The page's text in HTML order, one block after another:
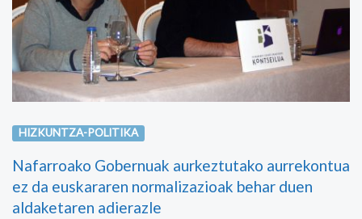
HIZKUNTZA-POLITIKA
Nafarroako Gobernuak aurkeztutako aurrekontua
ez da euskararen normalizazioak behar duen
aldaketaren adierazle